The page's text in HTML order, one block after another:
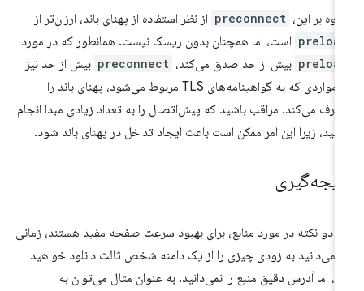
بر این، preconnect از نظر استفاده از پهنای باند، ارزان‌تر از
است، اما همچنان بدون ریسک نیست. همانطور که در مورد
بیش از حد صدق می‌کند، preconnect بیش از حد نیز
در مواردی که به گواهینامه‌های TLS مربوط می‌شود، پهنای باند را
می‌کند. مراقب باشید که پیش‌اتصال را به تعداد زیادی مبدا انجام
زیرا این امر ممکن است باعث ایجاد تداخل در پهنای باند شود.
دو نکته در مورد منابع، برای بهبود سرعت صفحه مفید هستند، زمانی
می‌دانید به زودی چیزی را از یک دامنه شخص ثالث دانلود خواهید
اما آدرس دقیق منبع را نمی‌دانید. به عنوان مثال می‌توان به